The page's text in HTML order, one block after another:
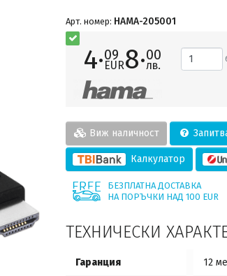
Арт. номер: HAMA-205001
4·09
EUR8·00
лв.
Виж наличност
Калкулатор
БЕЗПЛАТНА ДОСТАВКА
НА ПОРЪЧКИ НАД 100 EUR
ТЕХНИЧЕСКИ
Гаранция 12